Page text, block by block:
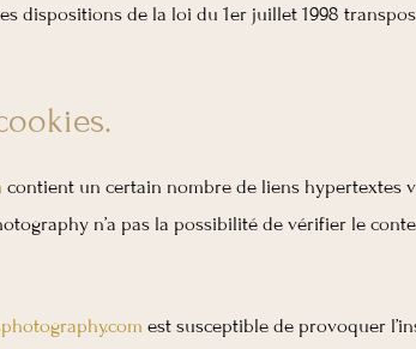
dispositions de la loi du 1er juillet 1998
contient un certain nombre de liens hypertextes
n’a pas la possibilité de vérifier le
est susceptible de provoquer